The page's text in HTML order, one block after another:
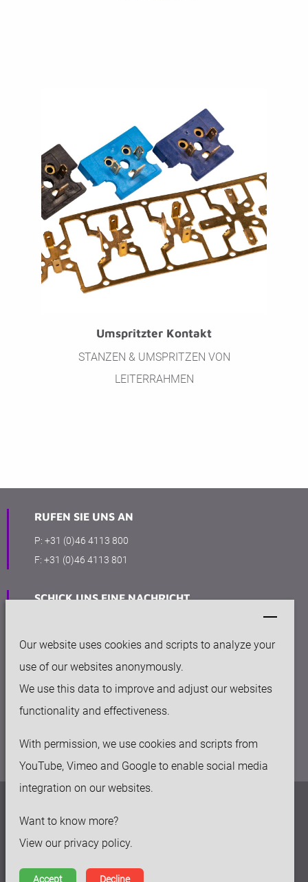
Our website uses cookies and scripts to analyze your
use of our websites anonymously.
We use this data to improve and adjust our websites
functionality and effectiveness.
With permission, we use cookies and scripts from
YouTube, Vimeo and Google to enable social media
integration on our websites.
Want to know more?
View our privacy policy.
Accept Decline
Umspritzter Kontakt
STANZEN & UMSPRITZEN VON
LEITERRAHMEN
RUFEN SIE UNS AN
P: +31 (0)46 4113 800
F: +31 (0)46 4113 801
SCHICK UNS EINE NACHRICHT
BÜRO
Rijksweg Noord 281
Allgemeine Geschäftsbedingungen